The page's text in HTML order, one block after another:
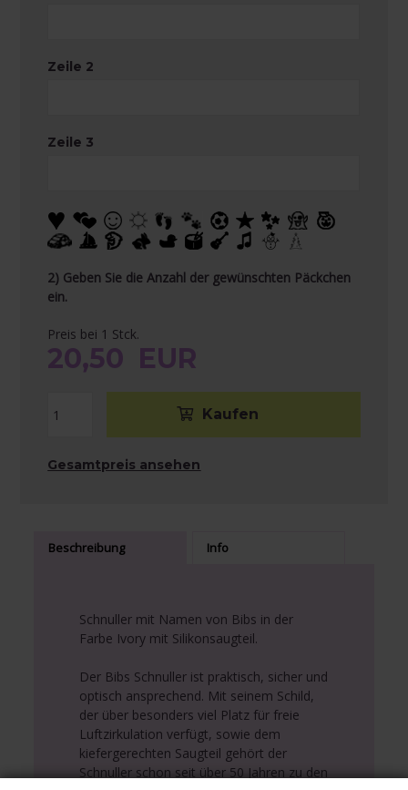
Zeile 2
Zeile 3
2) Geben Sie die Anzahl der gewünschten Päckchen
ein.
Preis bei 1 Stck.
20,50 EUR
Gesamtpreis ansehen
Beschreibung Info
Schnuller mit Namen von Bibs in der
Farbe Ivory mit Silikonsaugteil.
Der Bibs Schnuller ist praktisch, sicher und
optisch ansprechend. Mit seinem Schild,
der über besonders viel Platz für freie
Luftzirkulation verfügt, sowie dem
kiefergerechten Saugteil gehört der
Schnuller schon seit über 50 Jahren zu den